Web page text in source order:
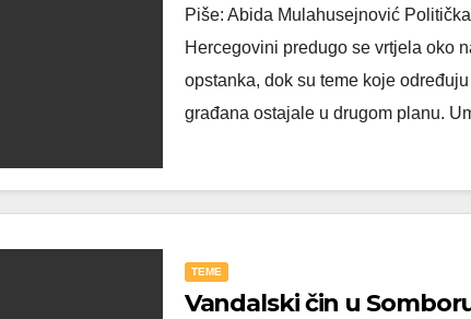
Piše: Abida Mulahusejnović
Hercegovini predugo se vrtjela oko
opstanka, dok su teme koje
građana ostajale u drugom planu.
TEME
Vandalski čin u